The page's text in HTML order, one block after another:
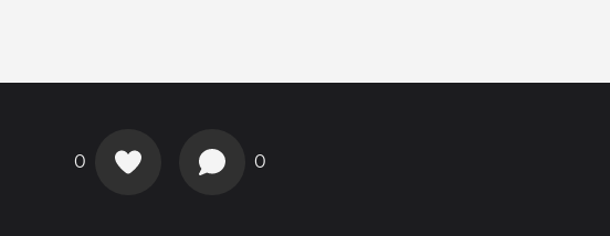
0 0